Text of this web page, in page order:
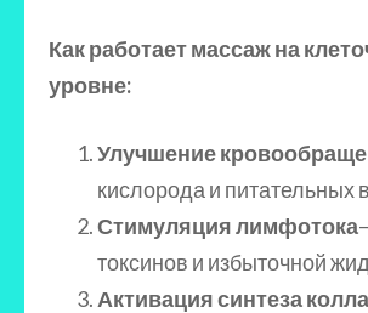
Как работает массаж на
уровне:
Улучшение
кислорода и питательных
Стимуляция лимфотока
токсинов и избыточной
Активация синтеза